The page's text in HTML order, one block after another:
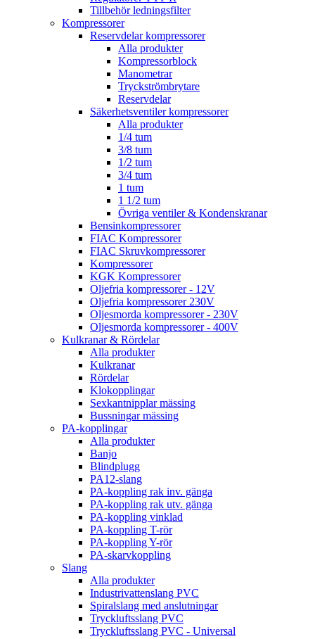
Tillbehör ledningsfilter
Kompressorer
Reservdelar kompressorer
Alla produkter
Kompressorblock
Manometrar
Tryckströmbrytare
Reservdelar
Säkerhetsventiler kompressorer
Alla produkter
1/4 tum
3/8 tum
1/2 tum
3/4 tum
1 tum
1 1/2 tum
Övriga ventiler & Kondenskranar
Bensinkompressorer
FIAC Kompressorer
FIAC Skruvkompressorer
Kompressorer
KGK Kompressorer
Oljefria kompressorer - 12V
Oljefria kompressorer 230V
Oljesmorda kompressorer - 230V
Oljesmorda kompressorer - 400V
Kulkranar & Rördelar
Alla produkter
Kulkranar
Rördelar
Klokopplingar
Sexkantnipplar mässing
Bussningar mässing
PA-kopplingar
Alla produkter
Banjo
Blindplugg
PA12-slang
PA-koppling rak inv. gänga
PA-koppling rak utv. gänga
PA-koppling vinklad
PA-koppling T-rör
PA-koppling Y-rör
PA-skarvkoppling
Slang
Alla produkter
Industrivattenslang PVC
Spiralslang med anslutningar
Tryckluftsslang PVC
Tryckluftsslang PVC - Universal